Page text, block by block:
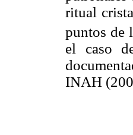
ritual
puntos de
el caso
INAH